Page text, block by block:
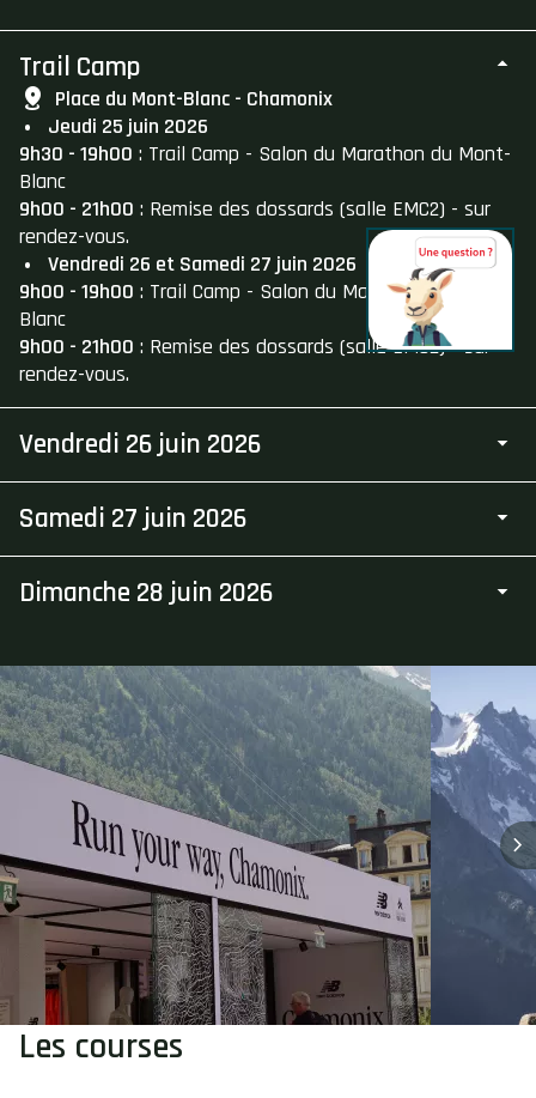
Trail Camp
Place du Mont-Blanc - Chamonix
Jeudi 25 juin 2026
9h30 - 19h00 : Trail Camp - Salon du Marathon du Mont-
Blanc
9h00 - 21h00 : Remise des dossards (salle EMC2) - sur
rendez-vous.
Vendredi 26 et Samedi 27 juin 2026
9h00 - 19h00 : Trail Camp - Salon du Marathon du Mont-
Blanc
9h00 - 21h00 : Remise des dossards (salle EMC2) - sur
rendez-vous.
Vendredi 26 juin 2026
Samedi 27 juin 2026
Dimanche 28 juin 2026
Les courses